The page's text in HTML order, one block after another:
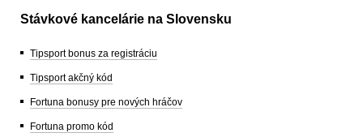
Stávkové kancelárie na Slovensku
Tipsport bonus za registráciu
Tipsport akčný kód
Fortuna bonusy pre nových hráčov
Fortuna promo kód